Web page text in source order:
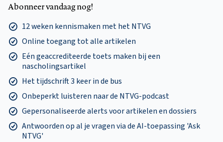
Abonneer vandaag nog!
12 weken kennismaken met het NTVG
Online toegang tot alle artikelen
Eén geaccrediteerde toets maken bij een
nascholingsartikel
Het tijdschrift 3 keer in de bus
Onbeperkt luisteren naar de NTVG-podcast
Gepersonaliseerde alerts voor artikelen en dossiers
Antwoorden op al je vragen via de AI-toepassing 'Ask
NTVG'